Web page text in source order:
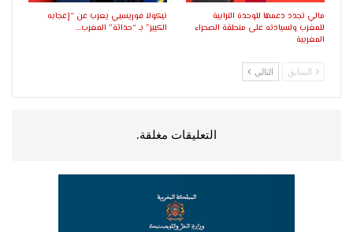
مالي تجدد دعمها للوحدة الترابية
للمغرب ولسيادته على منطقة الصحراء
المغربية
نيكولا فوريسيي يعرب عن “إعجابه
الكبير” بـ “حداثة” المغرب…
السابق التالي
التعليقات مغلقة.